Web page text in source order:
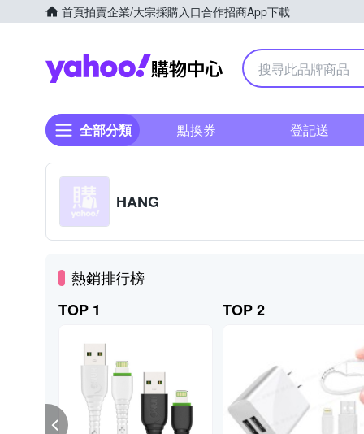
首頁拍賣企業/大宗採購入口合作招商App下載
Yahoo購物中心
全部分類 點換券 登記送
HANG
熱銷排行榜
TOP 1
TOP 2